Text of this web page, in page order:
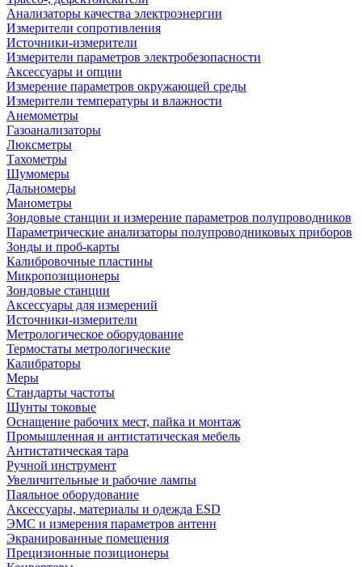
Анализаторы качества электроэнергии
Измерители сопротивления
Источники-измерители
Измерители параметров электробезопасности
Аксессуары и опции
Измерение параметров окружающей среды
Измерители температуры и влажности
Анемометры
Газоанализаторы
Люксметры
Тахометры
Шумомеры
Дальномеры
Манометры
Зондовые станции и измерение параметров полупроводников
Параметрические анализаторы полупроводниковых приборов
Зонды и проб-карты
Калибровочные пластины
Микропозиционеры
Зондовые станции
Аксессуары для измерений
Источники-измерители
Метрологическое оборудование
Термостаты метрологические
Калибраторы
Меры
Стандарты частоты
Шунты токовые
Оснащение рабочих мест, пайка и монтаж
Промышленная и антистатическая мебель
Антистатическая тара
Ручной инструмент
Увеличительные и рабочие лампы
Паяльное оборудование
Аксессуары, материалы и одежда ESD
ЭМС и измерения параметров антенн
Экранированные помещения
Прецизионные позиционеры